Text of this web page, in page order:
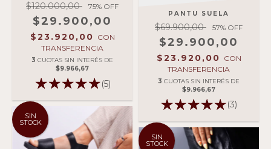
$120.000,00 75% OFF
$29.900,00
$23.920,00 CON
TRANSFERENCIA
3 CUOTAS SIN INTERÉS DE
$9.966,67
(5)
PANTU SUELA
$69.900,00 57% OFF
$29.900,00
$23.920,00 CON
TRANSFERENCIA
3 CUOTAS SIN INTERÉS DE
$9.966,67
(3)
SIN
STOCK
SIN
STOCK